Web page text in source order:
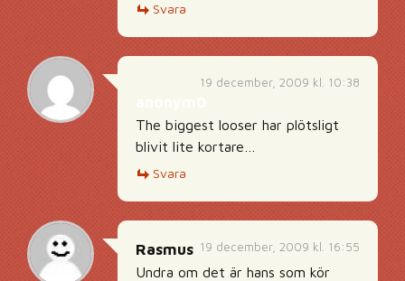
Svara
19 december, 2009 kl. 10:38
The biggest looser har plötsligt
blivit lite kortare…
Svara
19 december, 2009 kl. 16:55
Rasmus
Undra om det är hans som kör